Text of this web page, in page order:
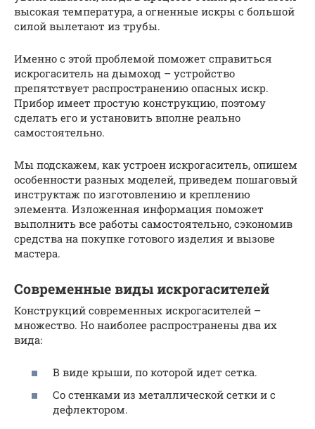
высокая температура, а огненные искры с большой
силой вылетают из трубы.
Именно с этой проблемой поможет справиться
искрогаситель на дымоход – устройство
препятствует распространению опасных искр.
Прибор имеет простую конструкцию, поэтому
сделать его и установить вполне реально
самостоятельно.
Мы подскажем, как устроен искрогаситель, опишем
особенности разных моделей, приведем пошаговый
инструктаж по изготовлению и креплению
элемента. Изложенная информация поможет
выполнить все работы самостоятельно, сэкономив
средства на покупке готового изделия и вызове
мастера.
Современные виды искрогасителей
Конструкций современных искрогасителей –
множество. Но наиболее распространены два их
вида:
В виде крыши, по которой идет сетка.
Со стенками из металлической сетки и с
дефлектором.